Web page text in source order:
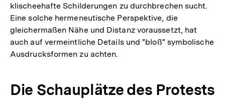
Fußnote
klischeehafte Schilderungen zu durchbrechen sucht.
Eine solche hermeneutische Perspektive, die
gleichermaßen Nähe und Distanz voraussetzt, hat
auch auf vermeintliche Details und "bloß" symbolische
Ausdrucksformen zu achten.
Die Schauplätze des Protests